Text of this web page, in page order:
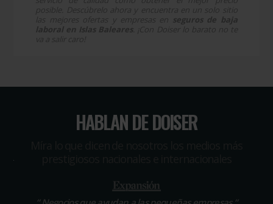
HABLAN DE DOISER